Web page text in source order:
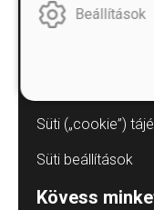
Adatvédelmi
Süti („cookie”)
Süti beállítások
Kövess
Beállítások